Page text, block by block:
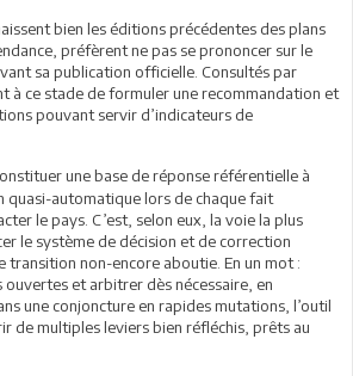
bien les éditions précédentes des plans
préfèrent ne pas se prononcer sur le
sa publication officielle. Consultés par
à ce stade de formuler une recommandation et
pouvant servir d’indicateurs de
une base de réponse référentielle à
quasi-automatique lors de chaque fait
le pays. C’est, selon eux, la voie la plus
le système de décision et de correction
transition non-encore aboutie. En un mot :
et arbitrer dès nécessaire, en
une conjoncture en rapides mutations, l’outil
de multiples leviers bien réfléchis, prêts au